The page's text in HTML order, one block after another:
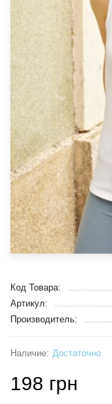
Код Товара:
Артикул:
Производитель:
Достаточно
198 грн